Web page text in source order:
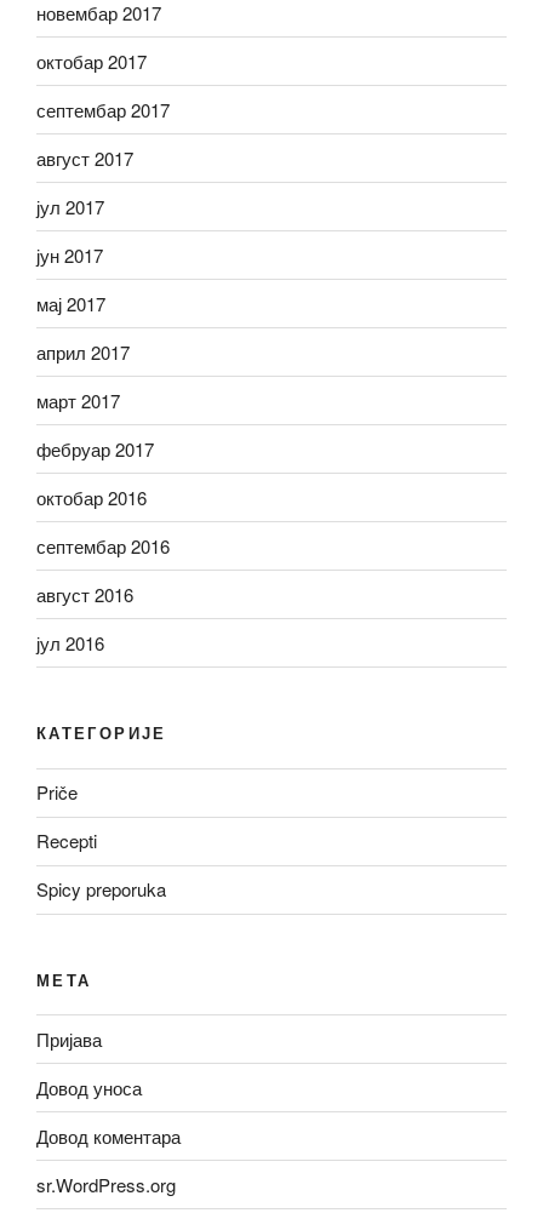
новембар 2017
октобар 2017
септембар 2017
август 2017
јул 2017
јун 2017
мај 2017
април 2017
март 2017
фебруар 2017
октобар 2016
септембар 2016
август 2016
јул 2016
КАТЕГОРИЈЕ
Priče
Recepti
Spicy preporuka
МЕТА
Пријава
Довод уноса
Довод коментара
sr.WordPress.org